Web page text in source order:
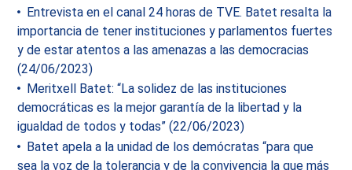
Entrevista en el canal 24 horas de TVE. Batet resalta la
importancia de tener instituciones y parlamentos fuertes
y de estar atentos a las amenazas a las democracias
(24/06/2023)
Meritxell Batet: “La solidez de las instituciones
democráticas es la mejor garantía de la libertad y la
igualdad de todos y todas” (22/06/2023)
Batet apela a la unidad de los demócratas “para que
sea la voz de la tolerancia y de la convivencia la que más